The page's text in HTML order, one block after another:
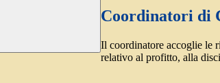
Coordinatori di
Il coordinatore accoglie le
relativo al profitto, alla